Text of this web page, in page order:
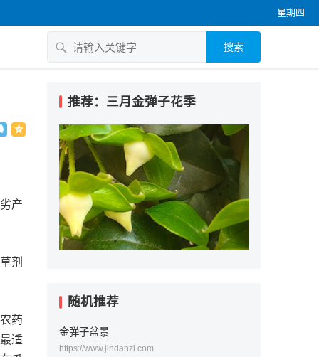
星期四
搜索
产
剂
药
适
推荐：三月金弹子花季
随机推荐
金弹子盆景
https://www.jindanzi.com